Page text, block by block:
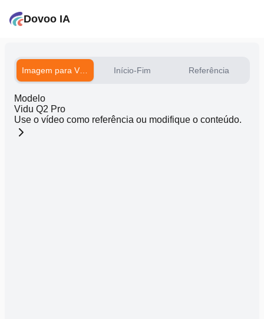
Dovoo IA
Início-Fim Referência
Modelo
Vidu Q2 Pro
Use o vídeo como referência ou modifique o conteúdo.